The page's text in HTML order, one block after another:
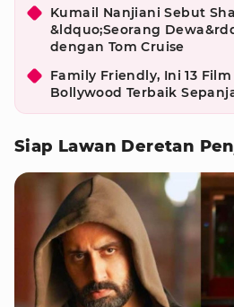
Kumail Nanjiani Sebut
&ldquo;Seorang
dengan Tom Cruise
Family Friendly, Ini 13
Bollywood Terbaik
Siap Lawan Deretan